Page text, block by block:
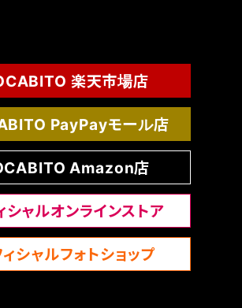
楽天市場店
PayPayモール店
Amazon店
シャルオンラインストア
ィシャルフォトショップ